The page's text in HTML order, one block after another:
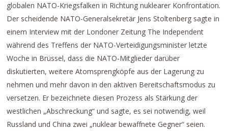
globalen NATO-Kriegsfalken in Richtung nuklearer Konfrontation.
Der scheidende NATO-Generalsekretär Jens Stoltenberg sagte in
einem Interview mit der Londoner Zeitung The Independent
während des Treffens der NATO-Verteidigungsminister letzte
Woche in Brüssel, dass die NATO-Mitglieder darüber
diskutierten, weitere Atomsprengköpfe aus der Lagerung zu
nehmen und mehr davon in den aktiven Bereitschaftsmodus zu
versetzen. Er bezeichnete diesen Prozess als Stärkung der
westlichen „Abschreckung“ und sagte, es sei notwendig, weil
Russland und China zwei „nuklear bewaffnete Gegner“ seien.